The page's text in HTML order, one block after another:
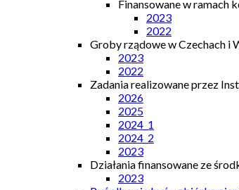
Finansowane w ramach
2023
2022
Groby rządowe w Czechach i
2023
2022
Zadania realizowane przez
2026
2025
2024_1
2024_2
2023
Działania finansowane ze
2023